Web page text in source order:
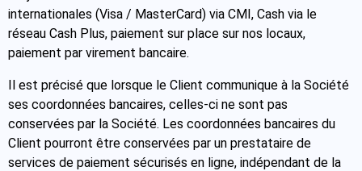
internationales (Visa / MasterCard) via CMI, Cash via le
réseau Cash Plus, paiement sur place sur nos locaux,
paiement par virement bancaire.
Il est précisé que lorsque le Client communique à la Société
ses coordonnées bancaires, celles-ci ne sont pas
conservées par la Société. Les coordonnées bancaires du
Client pourront être conservées par un prestataire de
services de paiement sécurisés en ligne, indépendant de la